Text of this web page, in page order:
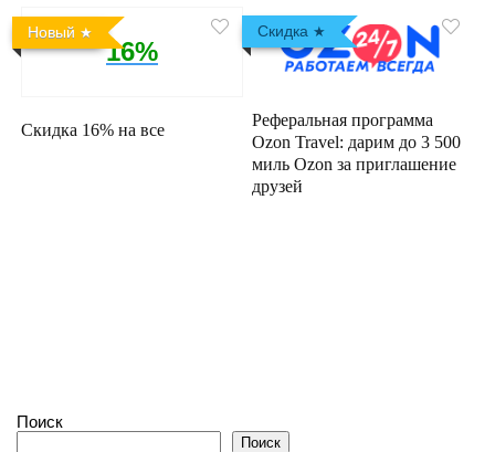
Новый
16%
Скидка 16% на все
Скидка
Реферальная программа
Ozon Travel: дарим до 3 500
миль Ozon за приглашение
друзей
Поиск
Поиск